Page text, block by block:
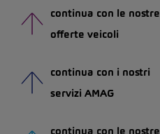
continua con le nostre
offerte veicoli
continua con i nostri
servizi AMAG
continua con le nostre